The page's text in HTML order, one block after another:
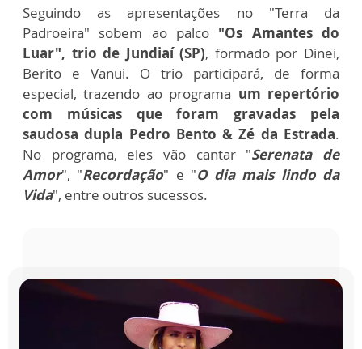
Seguindo as apresentações no "Terra da
Padroeira" sobem ao palco "Os Amantes do
Luar", trio de Jundiaí (SP), formado por Dinei,
Berito e Vanui. O trio participará, de forma
especial, trazendo ao programa um repertório
com músicas que foram gravadas pela
saudosa dupla Pedro Bento & Zé da Estrada.
No programa, eles vão cantar "Serenata de
Amor", "Recordação" e "O dia mais lindo da
Vida", entre outros sucessos.